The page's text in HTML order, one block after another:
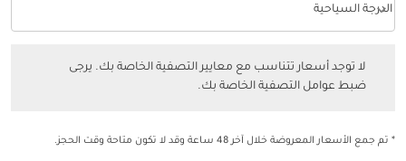
فئة المقصورة option الدرجة السياحية Selected
الدرجة السياحية
keyboard_arrow_down
لا توجد أسعار تتناسب مع معايير التصفية الخاصة بك. يرجى
ضبط عوامل التصفية الخاصة بك.
* تم جمع الأسعار المعروضة خلال آخر 48 ساعة وقد لا تكون متاحة وقت الحجز.